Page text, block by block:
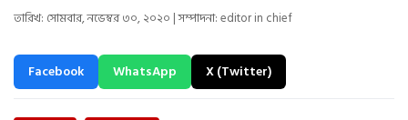
তারিখ: সোমবার, নভেম্বর ৩০, ২০২০ | সম্পাদনা: editor in chief
Facebook WhatsApp X (Twitter)